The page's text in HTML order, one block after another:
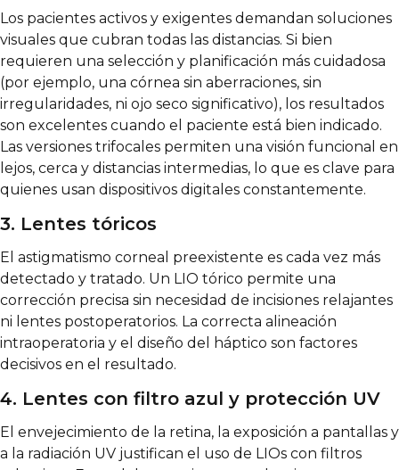
Los pacientes activos y exigentes demandan soluciones
visuales que cubran todas las distancias. Si bien
requieren una selección y planificación más cuidadosa
(por ejemplo, una córnea sin aberraciones, sin
irregularidades, ni ojo seco significativo), los resultados
son excelentes cuando el paciente está bien indicado.
Las versiones trifocales permiten una visión funcional en
lejos, cerca y distancias intermedias, lo que es clave para
quienes usan dispositivos digitales constantemente.
3. Lentes tóricos
El astigmatismo corneal preexistente es cada vez más
detectado y tratado. Un LIO tórico permite una
corrección precisa sin necesidad de incisiones relajantes
ni lentes postoperatorios. La correcta alineación
intraoperatoria y el diseño del háptico son factores
decisivos en el resultado.
4. Lentes con filtro azul y protección UV
El envejecimiento de la retina, la exposición a pantallas y
a la radiación UV justifican el uso de LIOs con filtros